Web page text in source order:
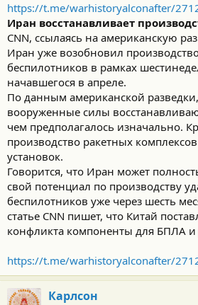
https://t.me/warhistoryalconafter/
Иран восстанавливает
CNN, ссылаясь на американскую
Иран уже возобновил
беспилотников в рамках
начавшегося в апреле.
По данным американской
вооруженные силы
чем предполагалось изначально.
производство ракетных
установок.
Говорится, что Иран может
свой потенциал по производству
беспилотников уже через шесть
статье CNN пишет, что Китай
конфликта компоненты для БПЛА и
https://t.me/warhistoryalconafter/
Карлсон